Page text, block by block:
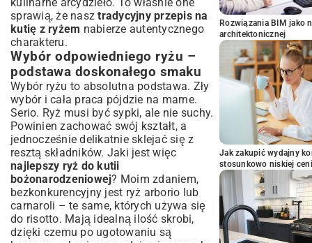
sprawią, że nasztradycyjny przepis na
kutię z ryżem nabierze autentycznego
charakteru.
Wybór odpowiedniego ryżu –
podstawa doskonałego smaku
Wybór ryżu to absolutna podstawa. Zły
wybór i cała praca pójdzie na marne.
Serio. Ryż musi być sypki, ale nie suchy.
Powinien zachować swój kształt, a
jednocześnie delikatnie sklejać się z
resztą składników. Jaki jest więc
najlepszy ryż do kutii
bożonarodzeniowej? Moim zdaniem,
bezkonkurencyjny jest ryż arborio lub
carnaroli – te same, których używa się
do risotto. Mają idealną ilość skrobi,
dzięki czemu po ugotowaniu są
Rozwiązania BIM jako
architektonicznej
Jak zakupić wydajny
stosunkowo niskiej